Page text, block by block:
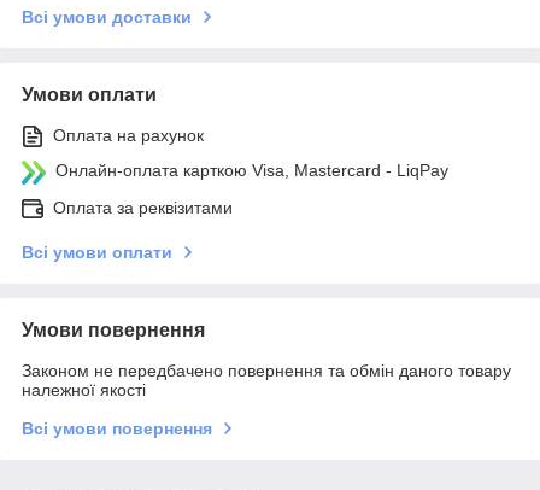
Всі умови доставки
Умови оплати
Оплата на рахунок
Онлайн-оплата карткою Visa, Mastercard - LiqPay
Оплата за реквізитами
Всі умови оплати
Умови повернення
Законом не передбачено повернення та обмін даного товару
належної якості
Всі умови повернення